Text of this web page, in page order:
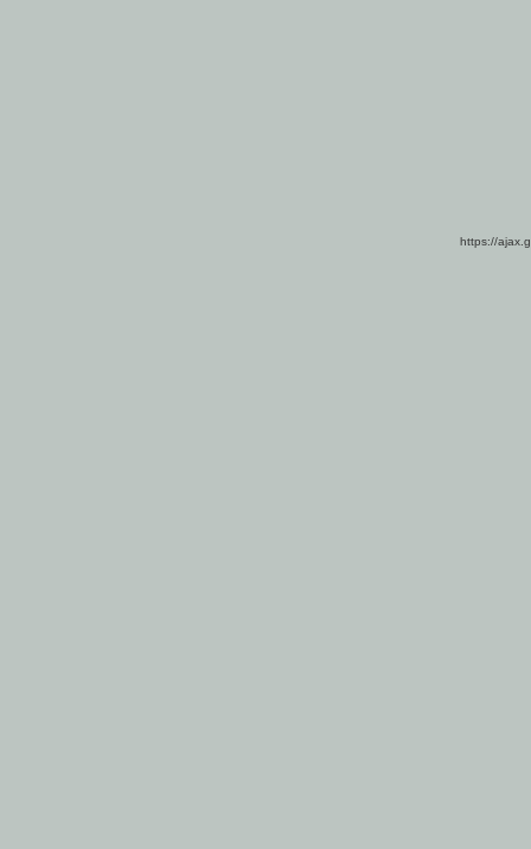
https://